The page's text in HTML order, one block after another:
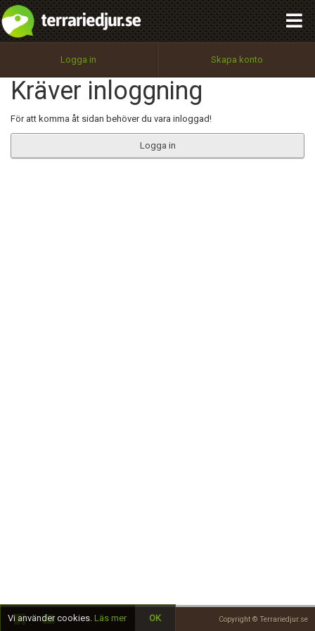
Logga in Skapa konto
Kräver inloggning
För att komma åt sidan behöver du vara inloggad!
Logga in
Copyright © Terrariedjur.se
Utför
100%
OK
integritetspolicy
Namn:
Epost:
Begär nytt lösenord
Tillbaka till förstasidan
Vi använder cookies. Läs mer OK